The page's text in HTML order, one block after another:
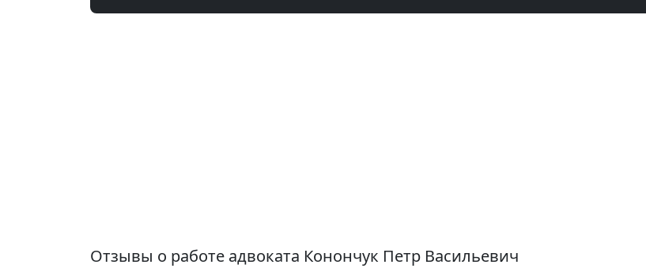
Отзывы о работе адвоката Конончук Петр Васильевич